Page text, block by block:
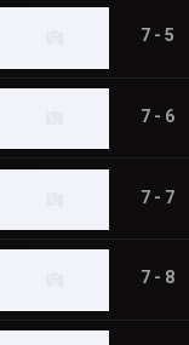
7 - 5
7 - 6
7 - 7
7 - 8